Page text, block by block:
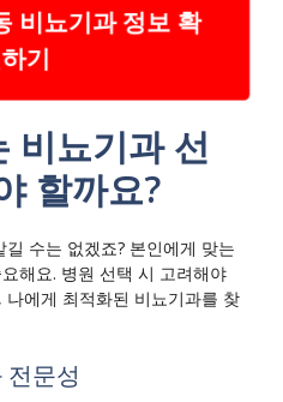
비뇨기과 정보 확
기
비뇨기과 선
할까요?
수는 없겠죠? 본인에게 맞는
해요. 병원 선택 시 고려해야
에게 최적화된 비뇨기과를 찾
문성